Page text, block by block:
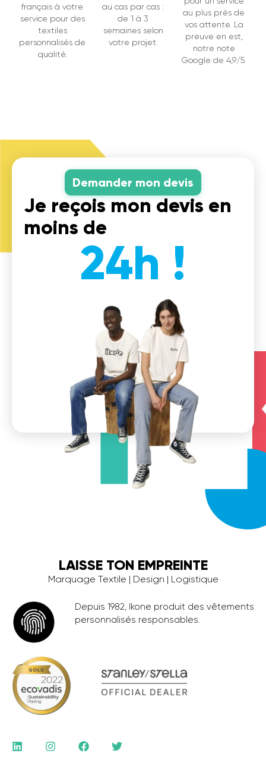
français à votre
service pour des
textiles
personnalisés de
qualité.
au cas par cas :
de 1 à 3
semaines selon
votre projet.
au plus près de
vos attente. La
preuve en est,
notre note
Google de 4,9/5.
Demander mon devis
24h !
Je reçois mon devis en
moins de
LAISSE TON EMPREINTE
Marquage Textile | Design | Logistique
Depuis 1982, Ikone produit des vêtements
personnalisés responsables.